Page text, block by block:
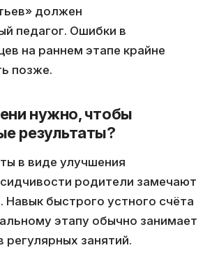
должен
педагог. Ошибки в
на раннем этапе крайне
позже.
нужно, чтобы
результаты?
в виде улучшения
родители замечают
Навык быстрого устного счёта
этапу обычно занимает
регулярных занятий.